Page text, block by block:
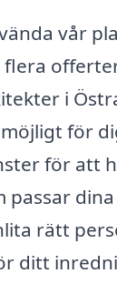
vår
flera
i
för
för att
passar
rätt
ditt